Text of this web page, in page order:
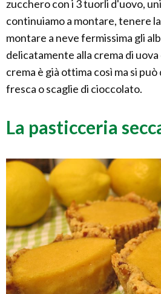
zucchero con i 3 tuorli d'uovo,
continuiamo a montare, tenere
montare a neve fermissima gli
delicatamente alla crema di uova
crema è già ottima così ma si
fresca o scaglie di cioccolato.
La pasticceria